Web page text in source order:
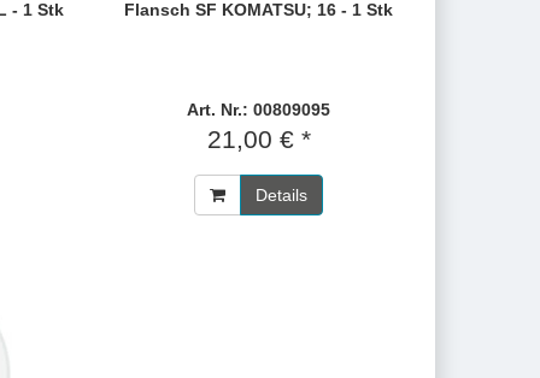
- 1 Stk Flansch SF KOMATSU; 16 - 1 Stk
Art. Nr.: 00809095
21,00 € *
Details